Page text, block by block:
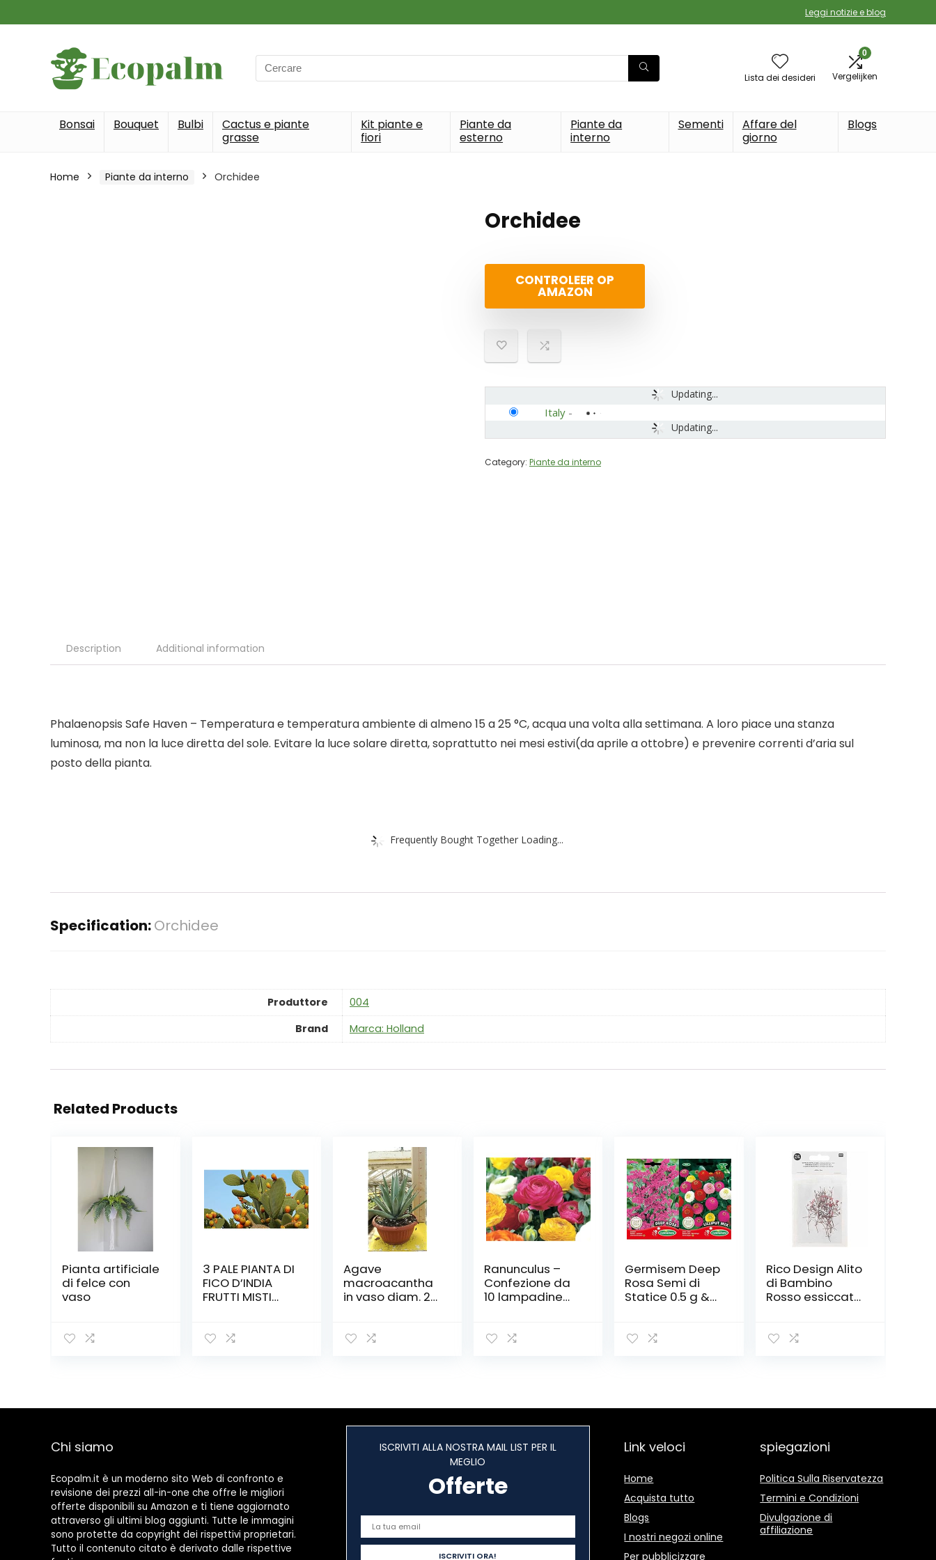
Leggi notizie e blog
Search
for:
Lista dei desideri
0
Vergelijken
Bonsai Bouquet Bulbi
Cactus e piante
grasse
Kit piante e
fiori
Piante da
esterno
Piante da
interno
Sementi
Affare del
giorno
Blogs
Home Piante da interno Orchidee
Orchidee
CONTROLEER OP
AMAZON
Updating...
Updating...
Italy -
Category: Piante da interno
Description Additional information
Phalaenopsis Safe Haven – Temperatura e temperatura ambiente di almeno 15 a 25 °C, acqua una volta alla settimana. A loro piace una stanza
luminosa, ma non la luce diretta del sole. Evitare la luce solare diretta, soprattutto nei mesi estivi(da aprile a ottobre) e prevenire correnti d’aria sul
posto della pianta.
Frequently Bought Together Loading...
Specification:Orchidee
Produttore
‎004
Brand
Marca: Holland
Related Products
Pianta artificiale
di felce con
vaso
3 PALE PIANTA DI
FICO D’INDIA
FRUTTI MISTI
SETTIMANE
Agave
macroacantha
in vaso diam. 20
Ranunculus –
Confezione da
10 lampadine
Germisem Deep
Rosa Semi di
Statice 0.5 g &
Rico Design Alito
di Bambino
Rosso essiccato
Chi siamo
Ecopalm.it è un moderno sito Web di confronto e
revisione dei prezzi all-in-one che offre le migliori
offerte disponibili su Amazon e ti tiene aggiornato
attraverso gli ultimi blog aggiunti. Tutte le immagini
sono protette da copyright dei rispettivi proprietari.
Tutto il contenuto citato è derivato dalle rispettive
ISCRIVITI ALLA NOSTRA MAIL LIST PER IL
MEGLIO
Offerte
Link veloci
Home
Acquista tutto
Blogs
I nostri negozi online
Per pubblicizzare
spiegazioni
Politica Sulla Riservatezza
Termini e Condizioni
Divulgazione di
affiliazione